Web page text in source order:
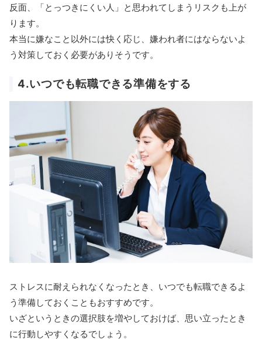
反面、「とっつきにくい人」と思われてしまうリスクも上が
ります。
本当に嫌なこと以外には快く応じ、嫌われ者にはならないよ
う対策しておく必要がありそうです。
4.いつでも転職できる準備をする
ストレスに耐えられなくなったとき、いつでも転職できるよ
う準備しておくこともおすすめです。
いざというときの選択肢を増やしておけば、思い立ったとき
に行動しやすくなるでしょう。